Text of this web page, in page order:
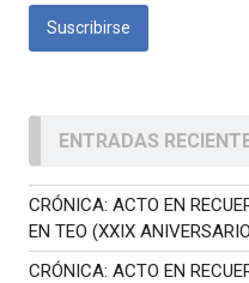
ENTRADAS
CRÓNICA: ACTO EN
EN TEO (XXIX
CRÓNICA: ACTO EN